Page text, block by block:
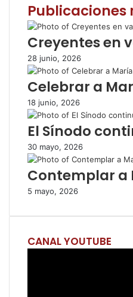
b
o
o
k
t
e
r
s
A
p
p
a
i
p
o
c
o
e
o
l
r
i
r
Creyentes en
28 junio, 2026
Celebrar a
18 junio, 2026
El Sínodo
30 mayo, 2026
Contemplar a
5 mayo, 2026
CANAL YOUTUBE